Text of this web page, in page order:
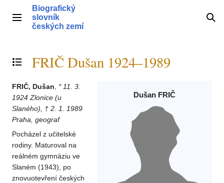
obsahHlavní menu
Biografický
slovník
českých zemí
Přepnout obsah
FRIČ Dušan 1924–1989
Dušan FRIČ
FRIČ, Dušan
* 11. 3.
1924 Zlonice (u
Slaného), † 2. 1. 1989
Praha, geograf
Pocházel z učitelské
rodiny. Maturoval na
reálném gymnáziu ve
Slaném (1943), po
znovuotevření českých